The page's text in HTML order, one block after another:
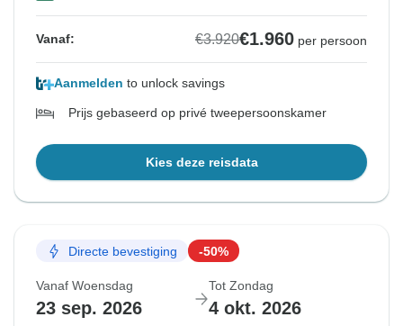
Vanaf: €3.920€1.960 per persoon
Aanmelden to unlock savings
Prijs gebaseerd op privé tweepersoonskamer
Kies deze reisdata
Directe bevestiging -50%
Vanaf Woensdag
23 sep. 2026
Tot Zondag
4 okt. 2026